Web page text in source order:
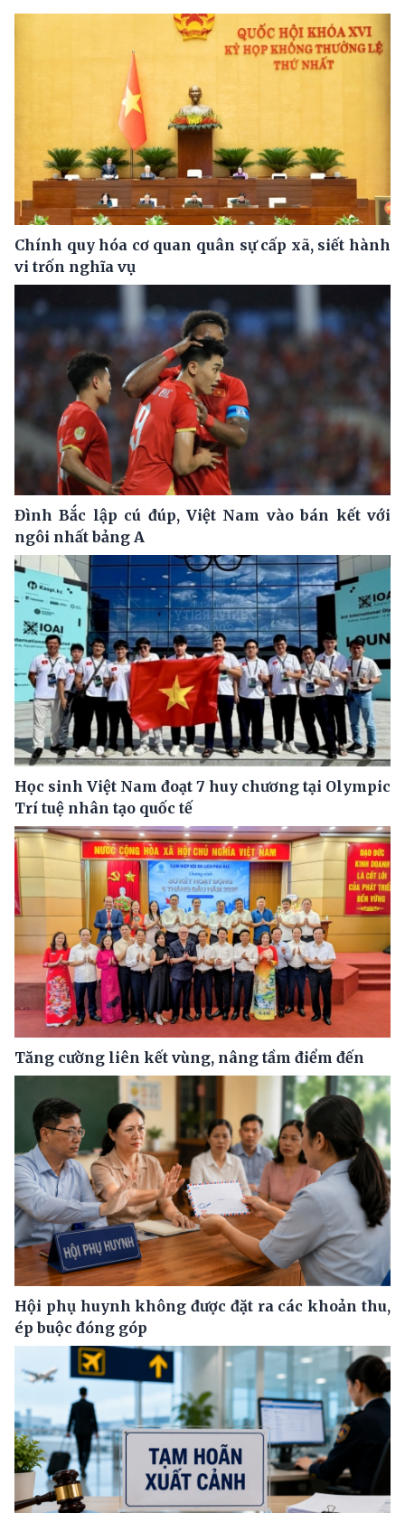
Chính quy hóa cơ quan quân sự cấp xã, siết hành
vi trốn nghĩa vụ
Đình Bắc lập cú đúp, Việt Nam vào bán kết với
ngôi nhất bảng A
Học sinh Việt Nam đoạt 7 huy chương tại Olympic
Trí tuệ nhân tạo quốc tế
Tăng cường liên kết vùng, nâng tầm điểm đến
Hội phụ huynh không được đặt ra các khoản thu,
ép buộc đóng góp